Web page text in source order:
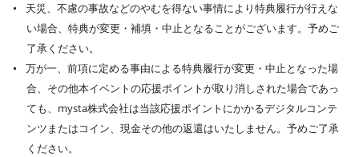
天災、不慮の事故などのやむを得ない事情により特典履行が行えな
い場合、特典が変更・補填・中止となることがございます。予めご
了承ください。
万が一、前項に定める事由による特典履行が変更・中止となった場
合、その他本イベントの応援ポイントが取り消しされた場合であっ
ても、mysta株式会社は当該応援ポイントにかかるデジタルコンテ
ンツまたはコイン、現金その他の返還はいたしません。予めご了承
ください。